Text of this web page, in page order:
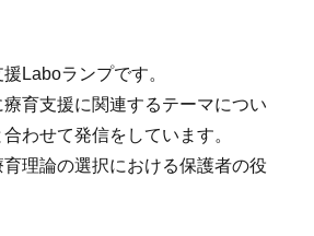
Laboランプです。
育支援に関連するテーマについ
わせて発信をしています。
理論の選択における保護者の役